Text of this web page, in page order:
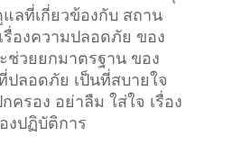
ลที่เกี่ยวข้องกับ สถาน
รื่องความปลอดภัย ของ
ช่วยยกมาตรฐาน ของ
ปลอดภัย เป็นที่สบายใจ
ครอง อย่าลืม ใส่ใจ เรื่อง
งปฏิบัติการ